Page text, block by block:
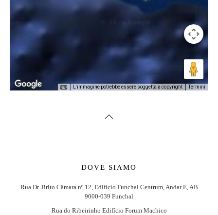
L'immagine potrebbe essere soggetta a copyright Termini
DOVE SIAMO
Rua Dr. Brito Câmara nº 12, Edifício Funchal Centrum, Andar E, AB
9000-039 Funchal
Rua do Ribeirinho Edifício Forum Machico